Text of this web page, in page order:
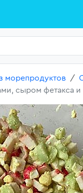
морепродуктов
сыром фетакса и